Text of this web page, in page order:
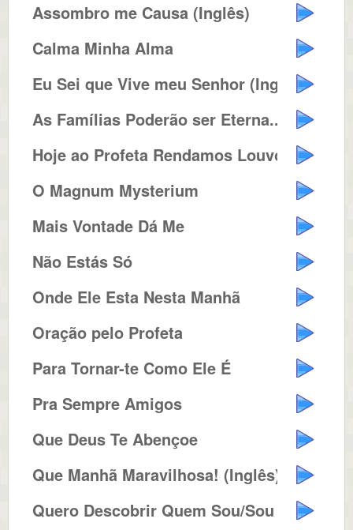
Assombro me Causa (Inglês)
Calma Minha Alma
Eu Sei que Vive meu Senhor (Ingl...
As Famílias Poderão ser Eterna...
Hoje ao Profeta Rendamos Louvore...
O Magnum Mysterium
Mais Vontade Dá Me
Não Estás Só
Onde Ele Esta Nesta Manhã
Oração pelo Profeta
Para Tornar-te Como Ele É
Pra Sempre Amigos
Que Deus Te Abençoe
Que Manhã Maravilhosa! (Inglês)
Quero Descobrir Quem Sou/Sou um ...